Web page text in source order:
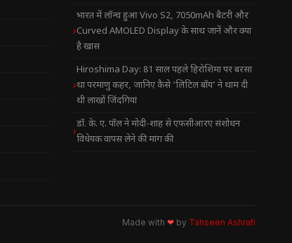
भारत में लॉन्च हुआ Vivo S2, 7050mAh बैटरी और
Curved AMOLED Display के साथ जानें और क्या
है खास
Hiroshima Day: 81 साल पहले हिरोशिमा पर बरसा
था परमाणु कहर, जानिए कैसे ‘लिटिल बॉय’ ने थाम दी
थी लाखों जिंदगियां
डॉ. के. ए. पॉल ने मोदी-शाह से एफसीआरए संशोधन
विधेयक वापस लेने की मांग की
Made with ❤ by Tahseen Ashrafi